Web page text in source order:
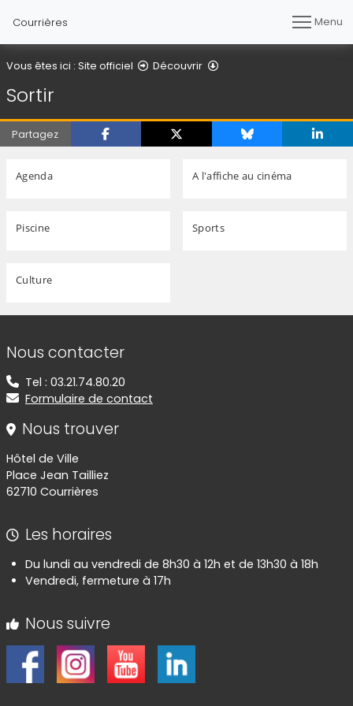
Courrières Menu
Vous êtes ici : Site officiel Découvrir
Sortir
Partagez
Agenda A l'affiche au cinéma
Piscine Sports
Culture
Informations de contact
Nous contacter
Tel : 03.21.74.80.20
Formulaire de contact
Nous trouver
Hôtel de Ville
Place Jean Tailliez
62710 Courrières
Les horaires
Du lundi au vendredi de 8h30 à 12h et de 13h30 à 18h
Vendredi, fermeture à 17h
Nous suivre